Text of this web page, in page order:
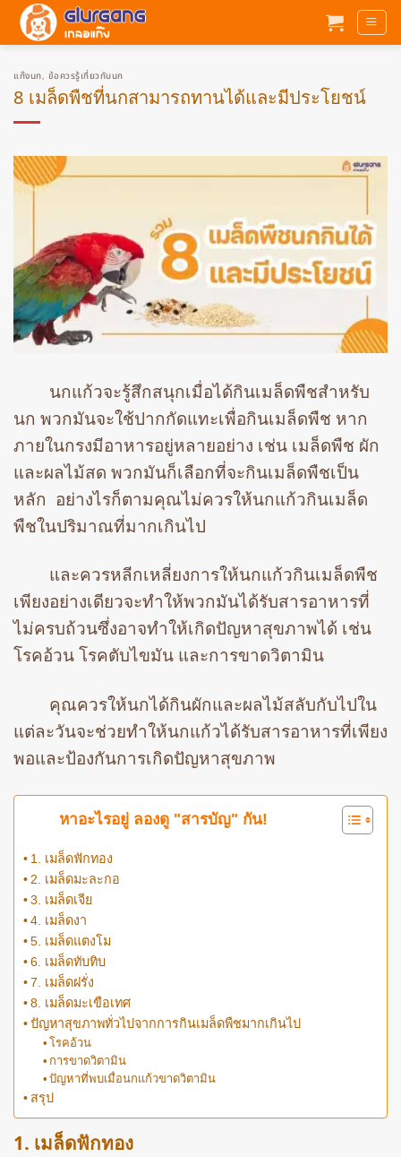
ข้าม
เนื้อหา
แก๊งนก, ข้อควรรู้เกี่ยวกับนก
8 เมล็ดพืชที่นกสามารถทานได้และมีประโยชน์
นกแก้วจะรู้สึกสนุกเมื่อได้กินเมล็ดพืชสำหรับ
นก พวกมันจะใช้ปากกัดแทะเพื่อกินเมล็ดพืช หาก
ภายในกรงมีอาหารอยู่หลายอย่าง เช่น เมล็ดพืช ผัก
และผลไม้สด พวกมันก็เลือกที่จะกินเมล็ดพืชเป็น
หลัก อย่างไรก็ตามคุณไม่ควรให้นกแก้วกินเมล็ด
พืชในปริมาณที่มากเกินไป
และควรหลีกเหลี่ยงการให้นกแก้วกินเมล็ดพืช
เพียงอย่างเดียวจะทำให้พวกมันได้รับสารอาหารที่
ไม่ครบถ้วนซึ่งอาจทำให้เกิดปัญหาสุขภาพได้ เช่น
โรคอ้วน โรคตับไขมัน และการขาดวิตามิน
คุณควรให้นกได้กินผักและผลไม้สลับกับไปใน
แต่ละวันจะช่วยทำให้นกแก้วได้รับสารอาหารที่เพียง
พอและป้องกันการเกิดปัญหาสุขภาพ
หาอะไรอยู่ ลองดู "สารบัญ" กัน!
1. เมล็ดฟักทอง
2. เมล็ดมะละกอ
3. เมล็ดเจีย
4. เมล็ดงา
5. เมล็ดแตงโม
6. เมล็ดทับทิบ
7. เมล็ดฝรั่ง
8. เมล็ดมะเขือเทศ
ปัญหาสุขภาพทั่วไปจากการกินเมล็ดพืชมากเกินไป
โรคอ้วน
การขาดวิตามิน
ปัญหาที่พบเมื่อนกแก้วขาดวิตามิน
สรุป
1. เมล็ดฟักทอง